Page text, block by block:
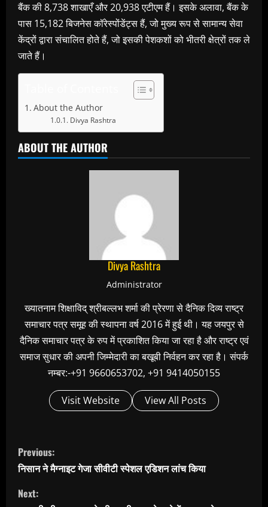
बैंक की 8,738 शाखाएँ और 20,938 एटीएम हैं। इसके अलावा, बैंक के
पास 15,182 बिजनेस कॉरेस्पोंडेंट्स हैं, जो मुख्य रूप से सामान्य सेवा
केंद्रों द्वारा संचालित होते हैं, जो इसकी पेशकशों को भीतरी क्षेत्रों तक ले
जाते हैं।
About the Author
Divya Rashtra
ABOUT THE AUTHOR
Divya Rashtra
Administrator
ख्यातनाम शिक्षाविद् श्रीबल्लभ शर्मा की प्रेरणा से दैनिक दिव्य राष्ट्र
समाचार पत्र समूह की स्थापना वर्ष 2016 में हुई थी। यह जयपुर से
दैनिक समाचार पत्र के रुप में प्रकाशित किया जा रहा है और राष्ट्र एवं
समाज सुधार की अपनी जिम्मेदारी का बखूबी निर्वहन कर रहा है। संपर्क
नम्बर:-+91 9660653702, +91 9414050155
Visit Website View All Posts
C
o
n
Previous:
निसान ने मैग्नाइट गेजा सीवीटी स्पेशल एडिशन लांच किया
Next: